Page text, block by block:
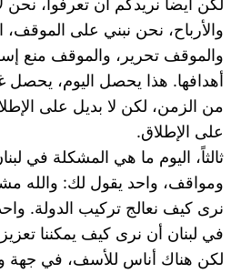
والأرباح، نحن نبني على
‏والموقف تحرير، والموقف منع
أهدافها. هذا يحصل اليوم، يحصل
‏من الزمن، لكن لا بديل على
على الإطلاق.‏
ثالثاً، اليوم ما هي المشكلة في
ومواقف، واحد يقول لك: والله
نرى ‏كيف نعالج تركيب الدولة.
في لبنان أن نرى كيف يمكننا
لكن ‏هناك أناس للأسف، في جهة